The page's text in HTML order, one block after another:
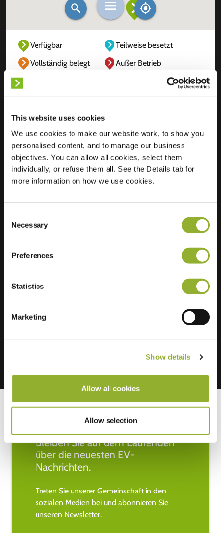
This website uses cookies
We use cookies to make our website work, to show you
personalised content, and to manage our business
objectives. You can allow all cookies, select them
individually, or refuse them all. See the Details tab for
more information on how we use cookies.
Selection
Necessary
Preferences
Statistics
Marketing
Show details
Allow all cookies
Allow selection
Verfügbar
Teilweise besetzt
Vollständig belegt
Außer Betrieb
Standort
E. Delmottestraat 1
, 9600 Ronse,
, Belgien
Bleiben Sie auf dem Laufenden
über die neuesten EV-
Nachrichten.
Treten Sie unserer Gemeinschaft in den
sozialen Medien bei und abonnieren Sie
unseren Newsletter.